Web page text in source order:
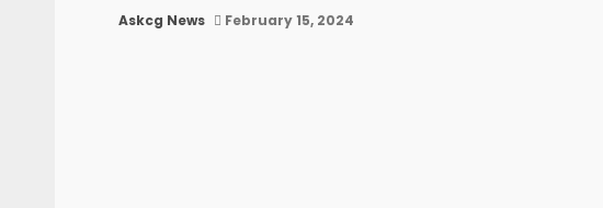
Askcg News February 15, 2024